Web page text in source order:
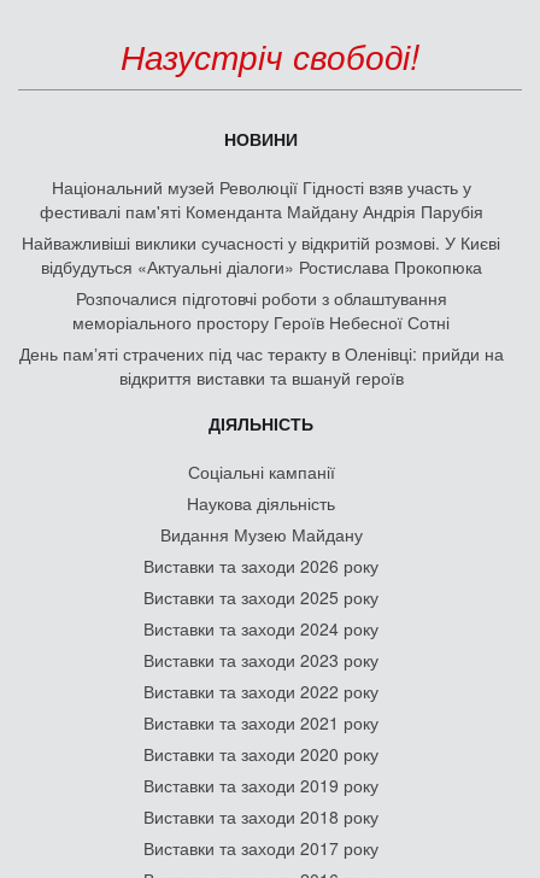
Назустріч свободі!
НОВИНИ
Національний музей Революції Гідності взяв участь у
фестивалі пам'яті Коменданта Майдану Андрія Парубія
Найважливіші виклики сучасності у відкритій розмові. У Києві
відбудуться «Актуальні діалоги» Ростислава Прокопюка
Розпочалися підготовчі роботи з облаштування
меморіального простору Героїв Небесної Сотні
День памʼяті страчених під час теракту в Оленівці: прийди на
відкриття виставки та вшануй героїв
ДІЯЛЬНІСТЬ
Соціальні кампанії
Наукова діяльність
Видання Музею Майдану
Виставки та заходи 2026 року
Виставки та заходи 2025 року
Виставки та заходи 2024 року
Виставки та заходи 2023 року
Виставки та заходи 2022 року
Виставки та заходи 2021 року
Виставки та заходи 2020 року
Виставки та заходи 2019 року
Виставки та заходи 2018 року
Виставки та заходи 2017 року